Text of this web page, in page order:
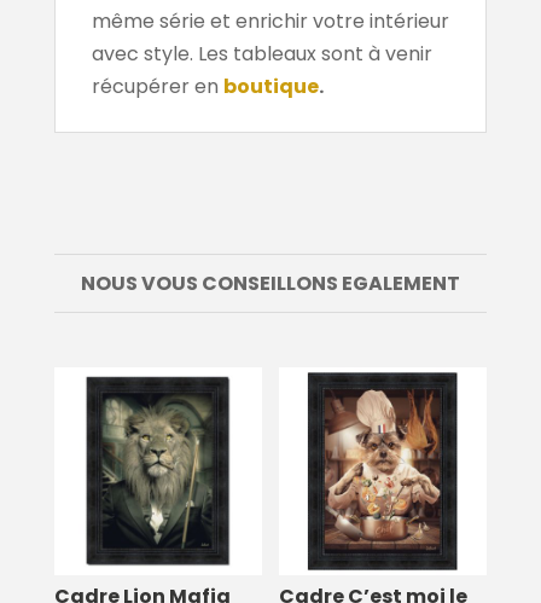
même série et enrichir votre intérieur
avec style. Les tableaux sont à venir
récupérer en boutique.
NOUS VOUS CONSEILLONS EGALEMENT
Cadre Lion Mafia
Cadre C’est moi le